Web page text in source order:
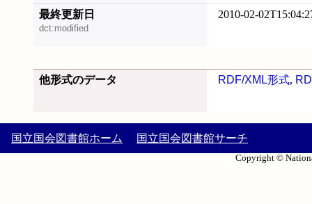
最終更新日
dct:modified
2010-02-
他形式のデータ RDF/XML形式,
国立国会図書館ホーム 国立国会図書館サーチ
Copyright ©